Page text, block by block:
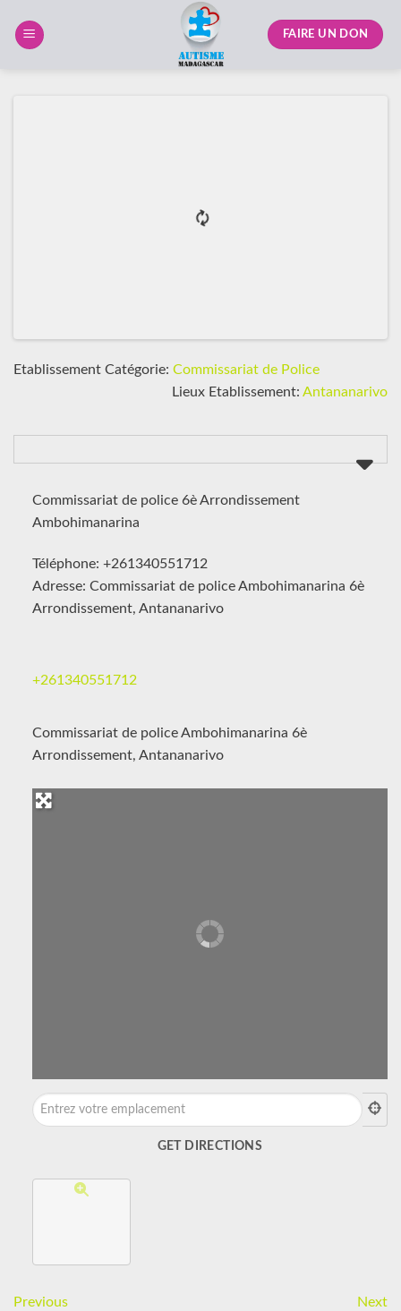
FAIRE UN DON
Etablissement Catégorie: Commissariat de Police
Lieux Etablissement: Antananarivo
Commissariat de police 6è Arrondissement
Ambohimanarina
Téléphone: +261340551712
Adresse: Commissariat de police Ambohimanarina 6è
Arrondissement, Antananarivo
+261340551712
Commissariat de police Ambohimanarina 6è
Arrondissement, Antananarivo
Previous Next